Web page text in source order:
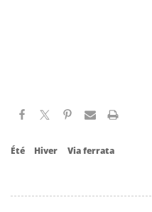
Été Hiver Via ferrata